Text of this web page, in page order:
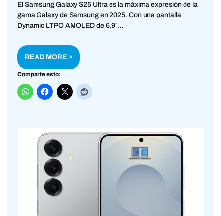
El Samsung Galaxy S25 Ultra es la máxima expresión de la
gama Galaxy de Samsung en 2025. Con una pantalla
Dynamic LTPO AMOLED de 6,9″…
READ MORE »
Comparte esto: